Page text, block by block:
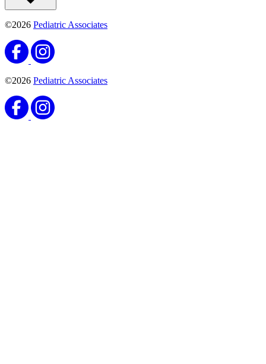
©2026 Pediatric Associates
©2026 Pediatric Associates